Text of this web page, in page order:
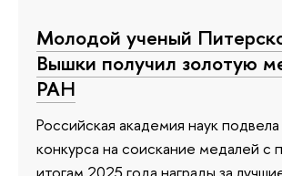
Молодой ученый
Вышки получил золотую
РАН
Российская академия наук подвела
конкурса на соискание медалей с